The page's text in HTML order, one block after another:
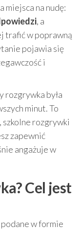
miejsca na nudę:
, a
trafić w poprawną
pojawia się
i
rozgrywka była
minut. To
rozgrywki
zapewnić
angażuje w
Cel jest
w formie